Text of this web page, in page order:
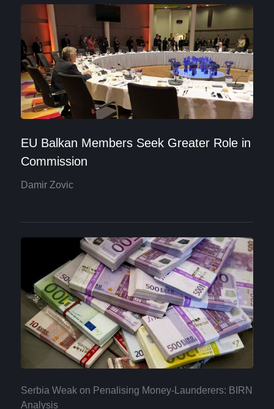
EU Balkan Members Seek Greater Role in
Commission
Damir Zovic
Serbia Weak on Penalising Money-Launderers: BIRN
Analysis